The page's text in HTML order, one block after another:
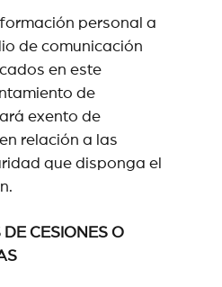
personal a
de comunicación
en este
de
exento de
relación a las
que disponga el
CESIONES O